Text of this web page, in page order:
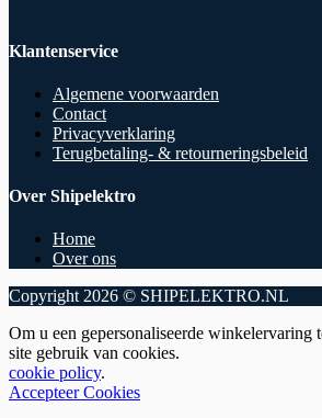
Klantenservice
Algemene voorwaarden
Contact
Privacyverklaring
Terugbetaling- & retourneringsbeleid
Over Shipelektro
Home
Over ons
Copyright 2026 © SHIPELEKTRO.NL
Om u een gepersonaliseerde winkelervaring
site gebruik van cookies.
cookie policy.
Accepteer Cookies